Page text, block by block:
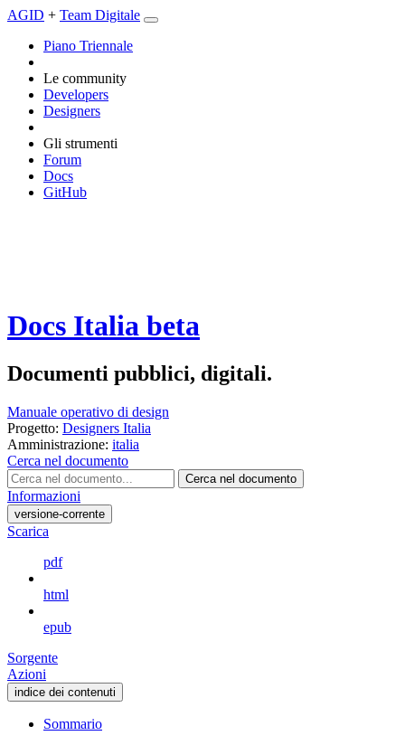
AGID + Team Digitale
Piano Triennale
Le community
Developers
Designers
Gli strumenti
Forum
Docs
GitHub
Docs Italia beta
Documenti pubblici, digitali.
Manuale operativo di design
Progetto: Designers Italia
Amministrazione: italia
Cerca nel documento
Cerca nel documento
Informazioni
versione-corrente
Scarica
pdf
html
epub
Sorgente
Azioni
indice dei contenuti
Sommario